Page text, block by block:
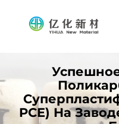
PCE) На